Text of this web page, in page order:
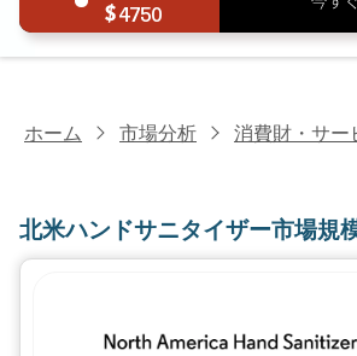
4750
ホーム 市場分析 消費財・サー
北米ハンドサニタイザー市場規